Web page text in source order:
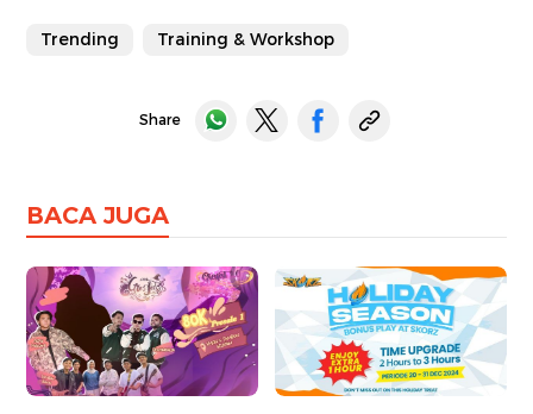
Trending Training & Workshop
Share
BACA JUGA